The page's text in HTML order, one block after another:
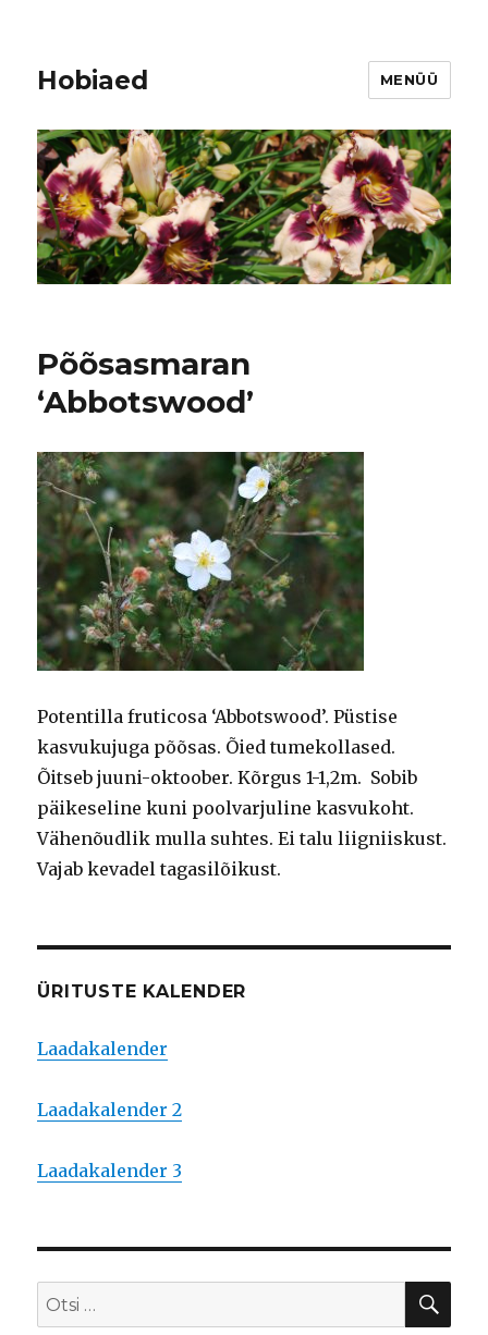
Hobiaed MENÜÜ
Põõsasmaran
‘Abbotswood’
Potentilla fruticosa ‘Abbotswood’. Püstise
kasvukujuga põõsas. Õied tumekollased.
Õitseb juuni-oktoober. Kõrgus 1-1,2m. Sobib
päikeseline kuni poolvarjuline kasvukoht.
Vähenõudlik mulla suhtes. Ei talu liigniiskust.
Vajab kevadel tagasilõikust.
ÜRITUSTE KALENDER
Laadakalender
Laadakalender 2
Laadakalender 3
Otsi: